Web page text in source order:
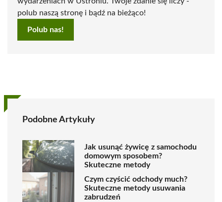
polub naszą stronę i bądź na bieżąco!
Polub nas!
Podobne Artykuły
Jak usunąć żywicę z samochodu
domowym sposobem?
Skuteczne metody
Czym czyścić odchody much?
Skuteczne metody usuwania
zabrudzeń